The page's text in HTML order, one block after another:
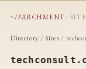
~/PARCHMENT ::
Directory /Sites /